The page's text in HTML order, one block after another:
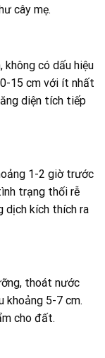
cây mẹ.
không có dấu hiệu
15 cm với ít nhất
diện tích tiếp
1-2 giờ trước
trạng thối rễ
dịch kích thích ra
thoát nước
khoảng 5-7 cm.
cho đất.